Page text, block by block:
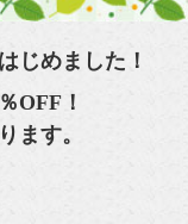
じめました！
OFF！
ます。